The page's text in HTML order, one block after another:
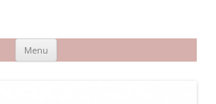
Menu